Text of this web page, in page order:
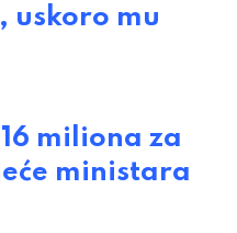
uskoro mu
16 miliona za
ministara